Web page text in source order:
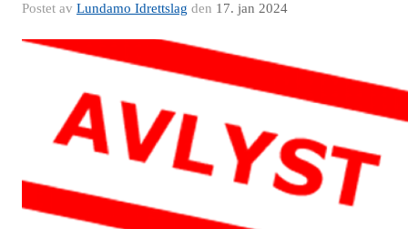
Postet av Lundamo Idrettslag den 17. jan 2024